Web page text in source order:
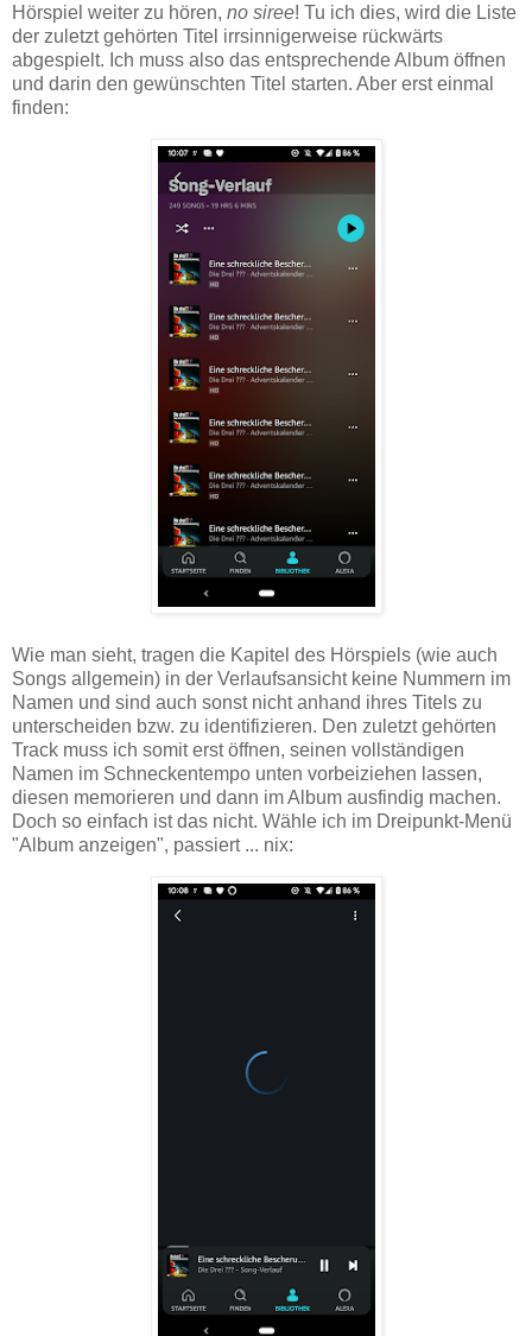
Hörspiel weiter zu hören, no siree! Tu ich dies, wird die Liste
der zuletzt gehörten Titel irrsinnigerweise rückwärts
abgespielt. Ich muss also das entsprechende Album öffnen
und darin den gewünschten Titel starten. Aber erst einmal
finden:
Wie man sieht, tragen die Kapitel des Hörspiels (wie auch
Songs allgemein) in der Verlaufsansicht keine Nummern im
Namen und sind auch sonst nicht anhand ihres Titels zu
unterscheiden bzw. zu identifizieren. Den zuletzt gehörten
Track muss ich somit erst öffnen, seinen vollständigen
Namen im Schneckentempo unten vorbeiziehen lassen,
diesen memorieren und dann im Album ausfindig machen.
Doch so einfach ist das nicht. Wähle ich im Dreipunkt-Menü
"Album anzeigen", passiert ... nix: